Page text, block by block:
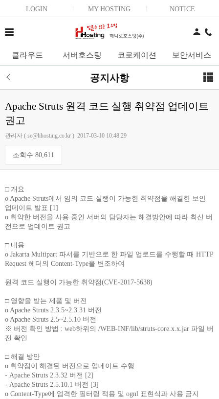
LOGIN MY HOSTING NOTICE
클라우드 서버호스팅 코로케이션 보안서비스
공지사항
Apache Struts 원격 코드 실행 취약점 업데이트
권고
관리자 ( se@hhosting.co.kr ) 2017-03-10 10:48:29
조회수 80,611
□ 개요
o Apache Struts에서 임의 코드 실행이 가능한 취약점을 해결한 보안
업데이트 발표 [1]
o 취약한 버전을 사용 중인 서버의 담당자는 해결방안에 따라 최신 버
전으로 업데이트 권고
□ 내용
o Jakarta Multipart 파서를 기반으로 한 파일 업로드를 수행할 때 HTTP
Request 헤더의 Content-Type을 변조하여
원격 코드 실행이 가능한 취약점(CVE-2017-5638)
□ 영향을 받는 제품 및 버전
o Apache Struts 2.3.5~2.3.31 버전
o Apache Struts 2.5~2.5.10 버전
※ 버전 확인 방법 : web하위의 /WEB-INF/lib/struts-core.x.x.jar 파일 버
전 확인
□ 해결 방안
o 취약점이 해결된 버전으로 업데이트 수행
- Apache Struts 2.3.32 버전 [2]
- Apache Struts 2.5.10.1 버전 [3]
o Content-Type에 엄격한 필터링 적용 및 ognl 표현식과 사용 금지